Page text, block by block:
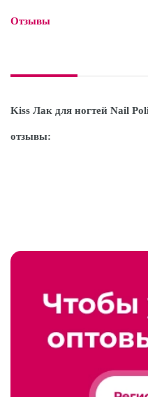
Отзывы
Kiss Лак для ногтей Nail
отзывы: